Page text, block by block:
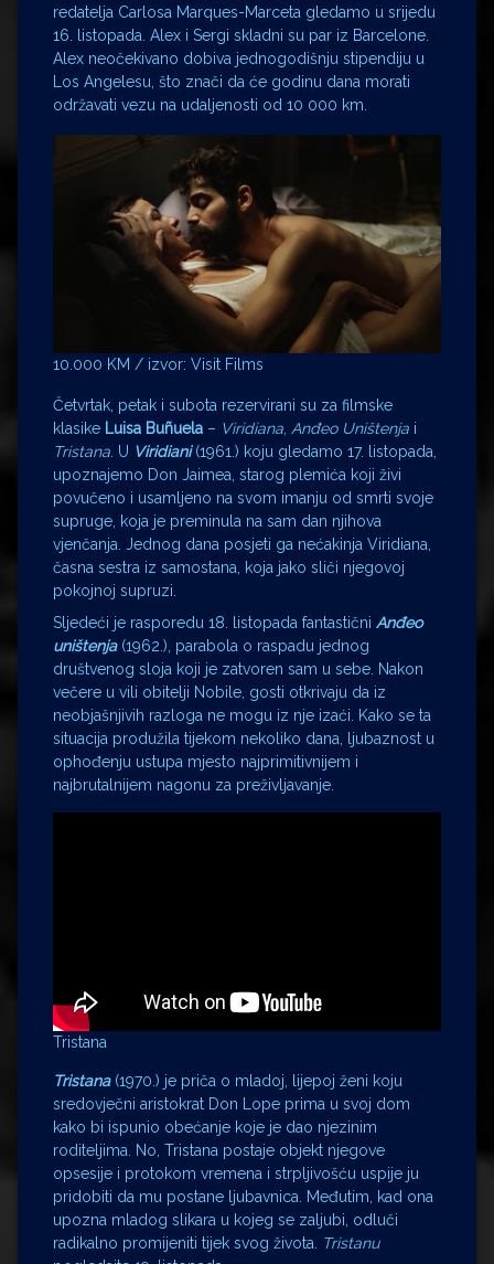
redatelja Carlosa Marques-Marceta gledamo u srijedu
16. listopada. Alex i Sergi skladni su par iz Barcelone.
Alex neočekivano dobiva jednogodišnju stipendiju u
Los Angelesu, što znači da će godinu dana morati
održavati vezu na udaljenosti od 10 000 km.
10.000 KM / izvor: Visit Films
Četvrtak, petak i subota rezervirani su za filmske
klasike Luisa Buñuela – Viridiana, Anđeo Uništenja i
Tristana. U Viridiani (1961.) koju gledamo 17. listopada,
upoznajemo Don Jaimea, starog plemića koji živi
povučeno i usamljeno na svom imanju od smrti svoje
supruge, koja je preminula na sam dan njihova
vjenčanja. Jednog dana posjeti ga nećakinja Viridiana,
časna sestra iz samostana, koja jako sliči njegovoj
pokojnoj supruzi.
Sljedeći je rasporedu 18. listopada fantastični Anđeo
uništenja(1962.), parabola o raspadu jednog
društvenog sloja koji je zatvoren sam u sebe. Nakon
večere u vili obitelji Nobile, gosti otkrivaju da iz
neobjašnjivih razloga ne mogu iz nje izaći. Kako se ta
situacija produžila tijekom nekoliko dana, ljubaznost u
ophođenju ustupa mjesto najprimitivnijem i
najbrutalnijem nagonu za preživljavanje.
Tristana
Tristana(1970.) je priča o mladoj, lijepoj ženi koju
sredovječni aristokrat Don Lope prima u svoj dom
kako bi ispunio obećanje koje je dao njezinim
roditeljima. No, Tristana postaje objekt njegove
opsesije i protokom vremena i strpljivošću uspije ju
pridobiti da mu postane ljubavnica. Međutim, kad ona
upozna mladog slikara u kojeg se zaljubi, odluči
radikalno promijeniti tijek svog života. Tristanu